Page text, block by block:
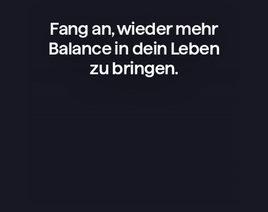
Fang an, wieder mehr
Balance in dein Leben
zu bringen.